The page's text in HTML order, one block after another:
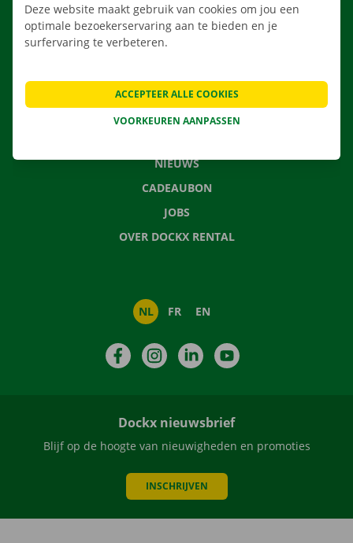
APP
VERHUISOPLOSSINGEN
CONTACTEER ONS
NIEUWS
CADEAUBON
JOBS
OVER DOCKX RENTAL
NL FR EN
FacebookInstagramLinkedIn
Dockx nieuwsbrief
Blijf op de hoogte van nieuwigheden en promoties
INSCHRIJVEN
Deze website maakt gebruik van cookies om jou een
optimale bezoekerservaring aan te bieden en je
surfervaring te verbeteren.
VOORKEUREN AANPASSEN
ACCEPTEER ALLE COOKIES